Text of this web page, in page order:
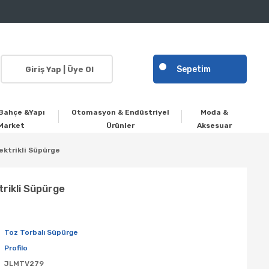
Giriş Yap | Üye Ol Sepetim
&Yapı
Otomasyon & Endüstriyel
Ürünler
Moda &
Aksesuar
Süpürge
Süpürge
Toz Torbalı Süpürge
Profilo
JLMTV279